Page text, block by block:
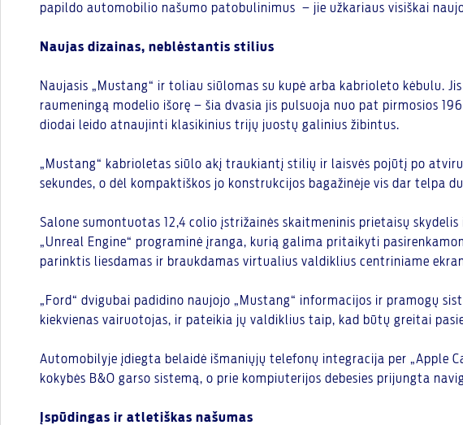
papildo automobilio našumo patobulinimus – jie užkariaus visiškai
Naujas dizainas, neblėstantis stilius
Naujasis „Mustang“ ir toliau siūlomas su kupė arba kabrioleto kėbulu.
raumeningą modelio išorę – šia dvasia jis pulsuoja nuo pat pirmosios
diodai leido atnaujinti klasikinius trijų juostų galinius žibintus.
„Mustang“ kabrioletas siūlo akį traukiantį stilių ir laisvės pojūtį po
sekundes, o dėl kompaktiškos jo konstrukcijos bagažinėje vis dar telpa
Salone sumontuotas 12,4 colio įstrižainės skaitmeninis prietaisų
„Unreal Engine“ programinė įranga, kurią galima pritaikyti
parinktis liesdamas ir braukdamas virtualius valdiklius centriniame
„Ford“ dvigubai padidino naujojo „Mustang“ informacijos ir pramogų
kiekvienas vairuotojas, ir pateikia jų valdiklius taip, kad būtų greitai
Automobilyje įdiegta belaidė išmaniųjų telefonų integracija per „Apple
kokybės B&O garso sistemą, o prie kompiuterijos debesies prijungta
Įspūdingas ir atletiškas našumas